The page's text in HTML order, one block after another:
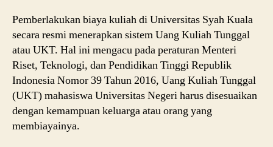
Pemberlakukan biaya kuliah di Universitas Syah Kuala
secara resmi menerapkan sistem Uang Kuliah Tunggal
atau UKT. Hal ini mengacu pada peraturan Menteri
Riset, Teknologi, dan Pendidikan Tinggi Republik
Indonesia Nomor 39 Tahun 2016, Uang Kuliah Tunggal
(UKT) mahasiswa Universitas Negeri harus disesuaikan
dengan kemampuan keluarga atau orang yang
membiayainya.